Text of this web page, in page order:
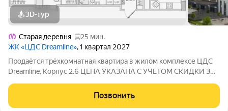
3D-тур
Старая деревня
25 мин.
ЖК «ЦДС Dreamline», 1 квартал 2027
Продаётся трёхкомнатная квартира в жилом комплексе ЦДС
Dreamline, Корпус 2.6 ЦЕНА УКАЗАНА С УЧЕТОМ СКИДКИ ЗА
сертификат новосела в магазин ХОФФ на сумму 50 000
рублей. Им можно оплатить не
Позвонить